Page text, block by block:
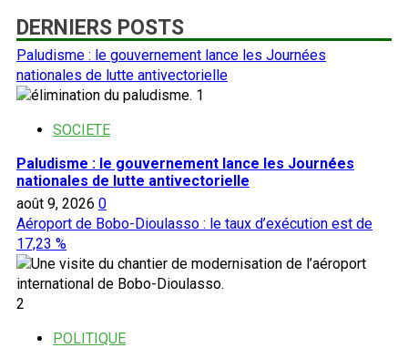
DERNIERS POSTS
Paludisme : le gouvernement lance les Journées
nationales de lutte antivectorielle
1
SOCIETE
Paludisme : le gouvernement lance les Journées
nationales de lutte antivectorielle
août 9, 2026 0
Aéroport de Bobo-Dioulasso : le taux d’exécution est de
17,23 %
2
POLITIQUE